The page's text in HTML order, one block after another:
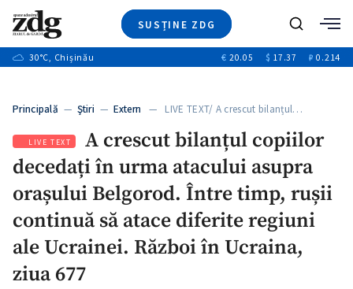
SUSȚINE ZDG
Ştiri
+9
Video
Special
+1
Blog
+1
ZdGust
Caută
30°C, Chișinău € 20.05 $ 17.37 ₽ 0.214
Principală — Ştiri — Extern — LIVE TEXT/ A crescut bilanțul…
LIVE TEXT
A crescut bilanțul copiilor
decedați în urma atacului asupra
orașului Belgorod. Între timp, rușii
continuă să atace diferite regiuni
ale Ucrainei. Război în Ucraina,
ziua 677